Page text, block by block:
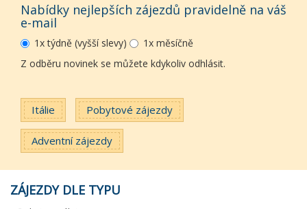
Nabídky nejlepších zájezdů pravidelně na váš
e-mail
1x týdně (vyšší slevy)
1x měsíčně
Z odběru novinek se můžete kdykoliv odhlásit.
Itálie Pobytové zájezdy
Adventní zájezdy
ZÁJEZDY DLE TYPU